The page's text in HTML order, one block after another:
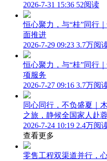
2026-7-31 15:36 52阅读
恒心聚力，与“桂”同行
面推进
2026-7-29 09:23 3.7万阅
恒心聚力，与“桂”同行
项服务
2026-7-27 09:16 3.7万阅
同心同行，不负盛夏｜
之旅，静候全国家人赴
2026-7-24 10:19 2.4万阅
查看更多
零售工程双渠道并行，